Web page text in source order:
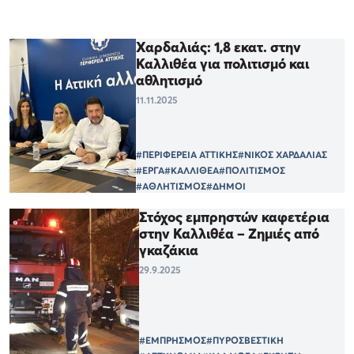
Χαρδαλιάς: 1,8 εκατ. στην
Καλλιθέα για πολιτισμό και
αθλητισμό
11.11.2025
#ΠΕΡΙΦΕΡΕΙΑ ΑΤΤΙΚΗΣ#ΝΙΚΟΣ ΧΑΡΔΑΛΙΑΣ
#ΕΡΓΑ#ΚΑΛΛΙΘΕΑ#ΠΟΛΙΤΙΣΜΟΣ
#ΑΘΛΗΤΙΣΜΟΣ#ΔΗΜΟΙ
Στόχος εμπρηστών καφετέρια
στην Καλλιθέα – Ζημιές από
γκαζάκια
29.9.2025
#ΕΜΠΡΗΣΜΟΣ#ΠΥΡΟΣΒΕΣΤΙΚΗ